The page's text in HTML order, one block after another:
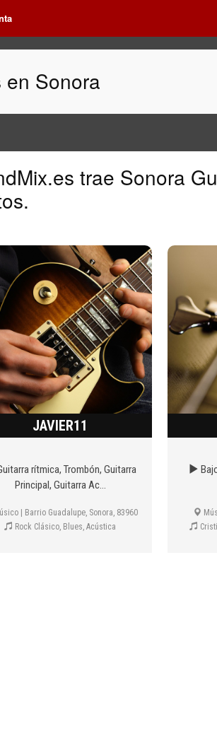
en Sonora
trae Sonora
JAVIER11
rítmica, Trombón, Guitarra
Principal, Guitarra Ac...
| Barrio Guadalupe, Sonora, 83960
Rock Clásico, Blues, Acústica